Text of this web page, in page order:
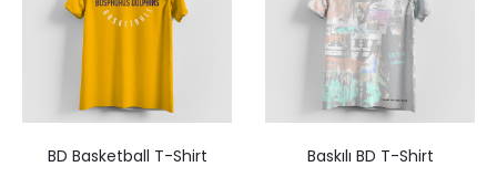
BD Basketball T-Shirt
Baskılı BD T-Shirt